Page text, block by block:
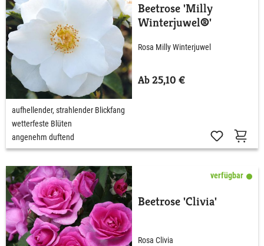
Beetrose 'Milly
Winterjuwel®'
Rosa Milly Winterjuwel
Ab 25,10 €
aufhellender, strahlender Blickfang
wetterfeste Blüten
angenehm duftend
verfügbar
Beetrose 'Clivia'
Rosa Clivia